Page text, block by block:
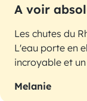
A voir
Les chutes du
L'eau porte en
incroyable et
Melanie